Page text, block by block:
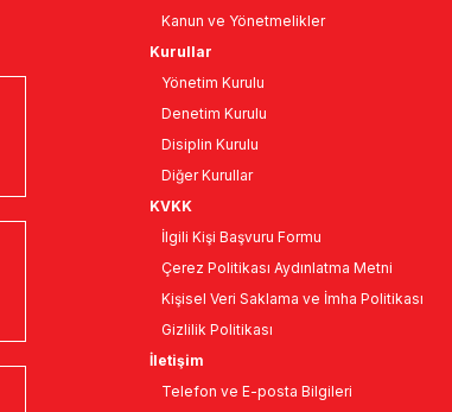
Kanun ve Yönetmelikler
Kurullar
Yönetim Kurulu
Denetim Kurulu
Disiplin Kurulu
Diğer Kurullar
KVKK
İlgili Kişi Başvuru Formu
Çerez Politikası Aydınlatma Metni
Kişisel Veri Saklama ve İmha Politikası
Gizlilik Politikası
İletişim
Telefon ve E-posta Bilgileri